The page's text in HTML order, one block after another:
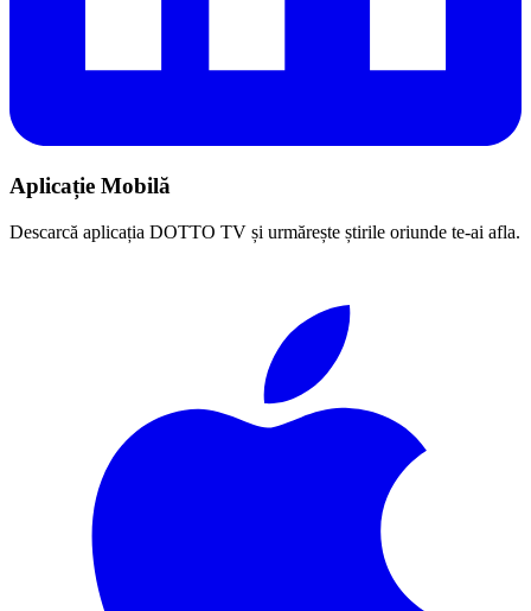
Aplicație Mobilă
Descarcă aplicația DOTTO TV și urmărește știrile oriunde te-ai afla.